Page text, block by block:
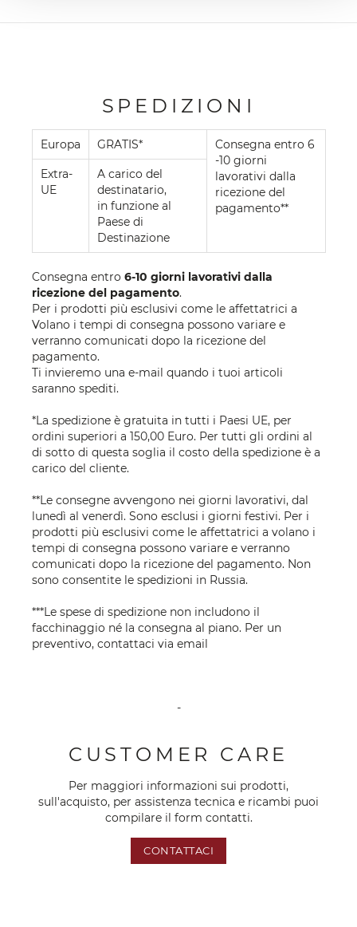
SPEDIZIONI
Europa GRATIS*
Consegna entro 6
-10 giorni
lavorativi dalla
ricezione del
pagamento**
Extra-
UE
A carico del
destinatario,
in funzione al
Paese di
Destinazione
Consegna entro 6-10 giorni lavorativi dalla
ricezione del pagamento.
Per i prodotti più esclusivi come le affettatrici a
Volano i tempi di consegna possono variare e
verranno comunicati dopo la ricezione del
pagamento.
Ti invieremo una e-mail quando i tuoi articoli
saranno spediti.
*La spedizione è gratuita in tutti i Paesi UE, per
ordini superiori a 150,00 Euro. Per tutti gli ordini al
di sotto di questa soglia il costo della spedizione è a
carico del cliente.
**Le consegne avvengono nei giorni lavorativi, dal
lunedì al venerdì. Sono esclusi i giorni festivi. Per i
prodotti più esclusivi come le affettatrici a volano i
tempi di consegna possono variare e verranno
comunicati dopo la ricezione del pagamento. Non
sono consentite le spedizioni in Russia.
***Le spese di spedizione non includono il
facchinaggio né la consegna al piano. Per un
preventivo, contattaci via email
-
CUSTOMER CARE
Per maggiori informazioni sui prodotti,
sull'acquisto, per assistenza tecnica e ricambi puoi
compilare il form contatti.
CONTATTACI